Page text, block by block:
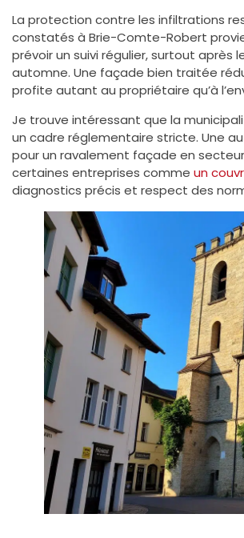
La protection contre les infiltrations
constatés à Brie-Comte-Robert
prévoir un suivi régulier, surtout
automne. Une façade bien traitée
profite autant au propriétaire qu’à
Je trouve intéressant que la
un cadre réglementaire stricte. Une
pour un ravalement façade en
certaines entreprises comme un
diagnostics précis et respect des